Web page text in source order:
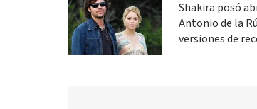
Shakira posó
Antonio de la
versiones de